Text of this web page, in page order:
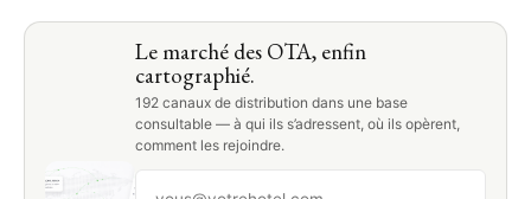
Le marché des OTA, enfin
cartographié.
192 canaux de distribution dans une base
consultable — à qui ils s’adressent, où ils opèrent,
comment les rejoindre.